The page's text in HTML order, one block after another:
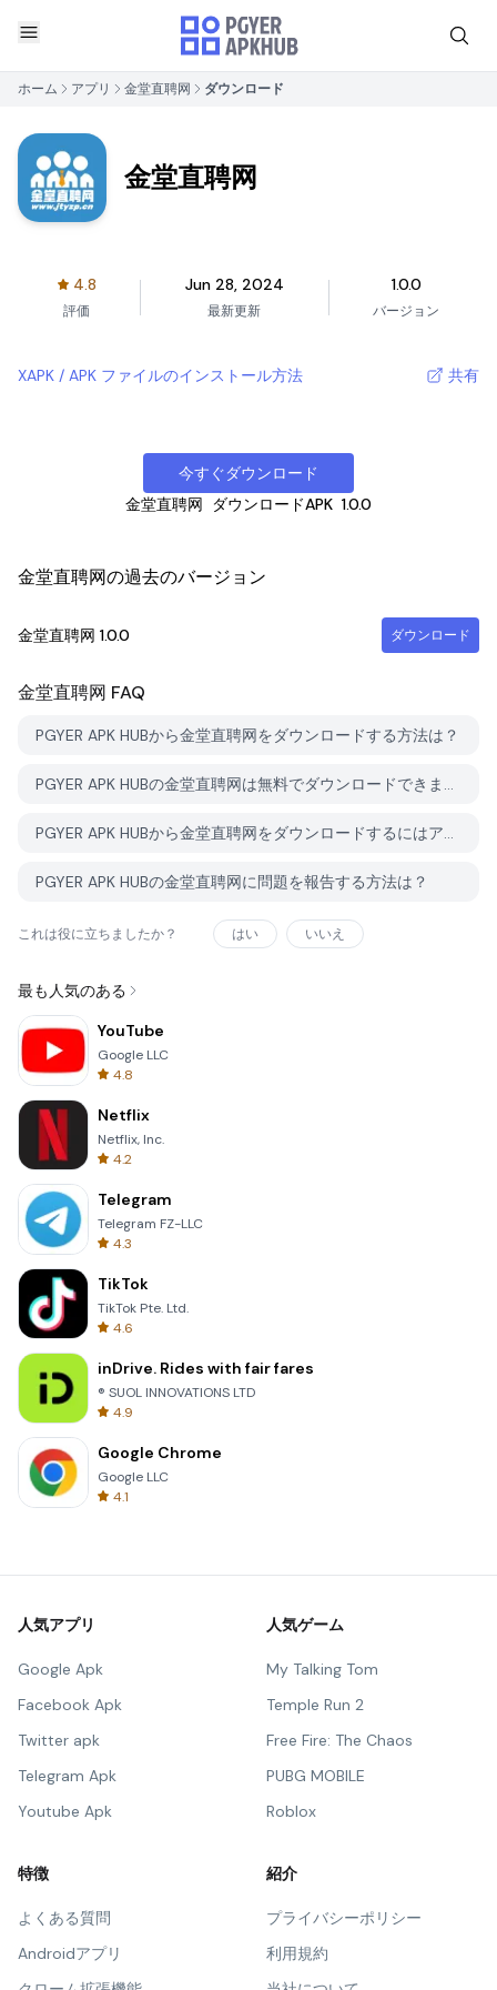
ホーム アプリ 金堂直聘网 ダウンロード
金堂直聘网
4.8
評価
Jun 28, 2024
最新更新
1.0.0
バージョン
XAPK / APK ファイルのインストール方法 共有
今すぐダウンロード
金堂直聘网
ダウンロードAPK 1.0.0
金堂直聘网の過去のバージョン
金堂直聘网 1.0.0 ダウンロード
金堂直聘网 FAQ
PGYER APK HUBから金堂直聘网をダウンロードする方法は？
PGYER APK HUBの金堂直聘网は無料でダウンロードできますか？
PGYER APK HUBから金堂直聘网をダウンロードするにはアカウントが必要ですか？
PGYER APK HUBの金堂直聘网に問題を報告する方法は？
これは役に立ちましたか？ はい いいえ
最も人気のある
YouTube
Google LLC
4.8
Netflix
Netflix, Inc.
4.2
Telegram
Telegram FZ-LLC
4.3
TikTok
TikTok Pte. Ltd.
4.6
inDrive. Rides with fair fares
® SUOL INNOVATIONS LTD
4.9
Google Chrome
Google LLC
4.1
人気アプリ
Google Apk
Facebook Apk
Twitter apk
Telegram Apk
Youtube Apk
人気ゲーム
My Talking Tom
Temple Run 2
Free Fire: The Chaos
PUBG MOBILE
Roblox
特徴
よくある質問
Androidアプリ
紹介
プライバシーポリシー
利用規約